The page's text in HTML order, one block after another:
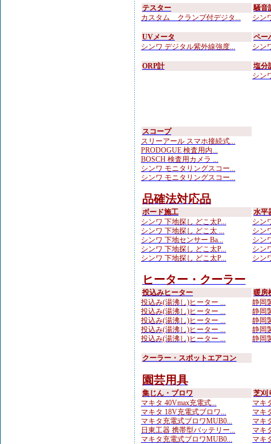
テスター
カスタム クランプ付デジタ...
騒音
シン
UVメータ
シンワ デジタル紫外線強度...
ペー
シン
ORP計
塩分
シン
スコープ
スリーアール スマホ接続式...
PRODOGUE 検査用内...
BOSCH 検査用カメラ ...
シンワ モニタリングスコー...
シンワ モニタリングスコー...
品確法対応品
ボード施工
シンワ 下地探し どこ太P...
シンワ 下地探し どこ太 ...
シンワ 下地センサー Ba...
シンワ 下地探し どこ太P...
シンワ 下地探し どこ太P...
水平
シン
シン
シン
シン
シン
ヒーター・クーラー
投込みヒーター
投込み(湯沸し)ヒーター ...
投込み(湯沸し)ヒーター ...
投込み(湯沸し)ヒーター ...
投込み(湯沸し)ヒーター ...
投込み(湯沸し)ヒーター ...
暖房
静岡
静岡
静岡
静岡
静岡
クーラー・スポットエアコン
園芸用具
集じん・ブロワ
マキタ 40Vmax充電式...
マキタ 18V充電式ブロワ...
マキタ充電式ブロワMUB0...
日東工器 携帯型バッテリー...
マキタ充電式ブロワMUB0...
芝刈
マキ
マキ
マキ
マキ
マキ